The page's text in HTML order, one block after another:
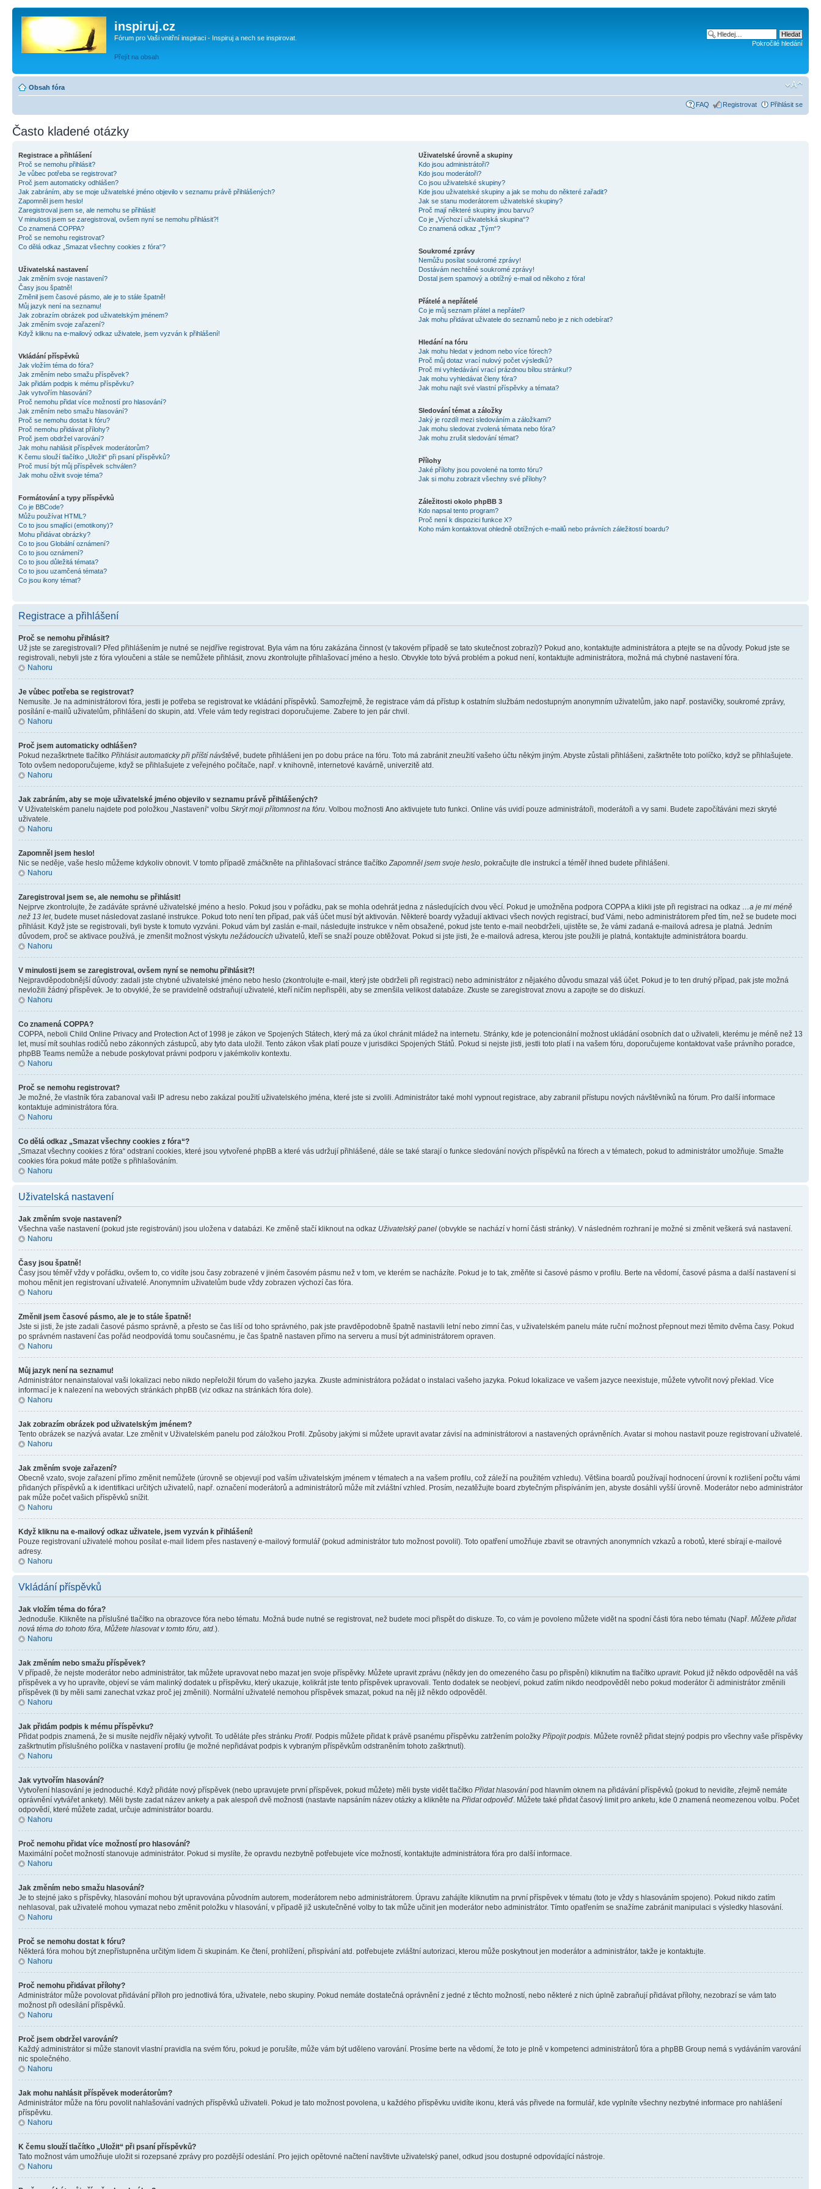
inspiruj.cz
Fórum pro Vaši vnitřní inspiraci - Inspiruj a nech se inspirovat.
Přejít na obsah
Pokročilé hledání
Obsah fóra
FAQ Registrovat Přihlásit se
Často kladené otázky
Registrace a přihlášení
Proč se nemohu přihlásit?
Je vůbec potřeba se registrovat?
Proč jsem automaticky odhlášen?
Jak zabráním, aby se moje uživatelské jméno objevilo v seznamu právě přihlášených?
Zapomněl jsem heslo!
Zaregistroval jsem se, ale nemohu se přihlásit!
V minulosti jsem se zaregistroval, ovšem nyní se nemohu přihlásit?!
Co znamená COPPA?
Proč se nemohu registrovat?
Co dělá odkaz „Smazat všechny cookies z fóra“?
Uživatelská nastavení
Jak změním svoje nastavení?
Časy jsou špatně!
Změnil jsem časové pásmo, ale je to stále špatně!
Můj jazyk není na seznamu!
Jak zobrazím obrázek pod uživatelským jménem?
Jak změním svoje zařazení?
Když kliknu na e-mailový odkaz uživatele, jsem vyzván k přihlášení!
Vkládání příspěvků
Jak vložím téma do fóra?
Jak změním nebo smažu příspěvek?
Jak přidám podpis k mému příspěvku?
Jak vytvořím hlasování?
Proč nemohu přidat více možností pro hlasování?
Jak změním nebo smažu hlasování?
Proč se nemohu dostat k fóru?
Proč nemohu přidávat přílohy?
Proč jsem obdržel varování?
Jak mohu nahlásit příspěvek moderátorům?
K čemu slouží tlačítko „Uložit“ při psaní příspěvků?
Proč musí být můj příspěvek schválen?
Jak mohu oživit svoje téma?
Formátování a typy příspěvků
Co je BBCode?
Můžu používat HTML?
Co to jsou smajlíci (emotikony)?
Mohu přidávat obrázky?
Co to jsou Globální oznámení?
Co to jsou oznámení?
Co to jsou důležitá témata?
Co to jsou uzamčená témata?
Co jsou ikony témat?
Uživatelské úrovně a skupiny
Kdo jsou administrátoři?
Kdo jsou moderátoři?
Co jsou uživatelské skupiny?
Kde jsou uživatelské skupiny a jak se mohu do některé zařadit?
Jak se stanu moderátorem uživatelské skupiny?
Proč mají některé skupiny jinou barvu?
Co je „Výchozí uživatelská skupina“?
Co znamená odkaz „Tým“?
Soukromé zprávy
Nemůžu posílat soukromé zprávy!
Dostávám nechtěné soukromé zprávy!
Dostal jsem spamový a obtížný e-mail od někoho z fóra!
Přátelé a nepřátelé
Co je můj seznam přátel a nepřátel?
Jak mohu přidávat uživatele do seznamů nebo je z nich odebírat?
Hledání na fóru
Jak mohu hledat v jednom nebo více fórech?
Proč můj dotaz vrací nulový počet výsledků?
Proč mi vyhledávání vrací prázdnou bílou stránku!?
Jak mohu vyhledávat členy fóra?
Jak mohu najít své vlastní příspěvky a témata?
Sledování témat a záložky
Jaký je rozdíl mezi sledováním a záložkami?
Jak mohu sledovat zvolená témata nebo fóra?
Jak mohu zrušit sledování témat?
Přílohy
Jaké přílohy jsou povolené na tomto fóru?
Jak si mohu zobrazit všechny své přílohy?
Záležitosti okolo phpBB 3
Kdo napsal tento program?
Proč není k dispozici funkce X?
Koho mám kontaktovat ohledně obtížných e-mailů nebo právních záležitostí boardu?
Registrace a přihlášení
Proč se nemohu přihlásit?
Už jste se zaregistrovali? Před přihlášením je nutné se nejdříve registrovat. Byla vám na fóru zakázána činnost (v takovém případě se tato skutečnost zobrazí)? Pokud ano, kontaktujte administrátora a ptejte se na důvody. Pokud jste se
registrovali, nebyli jste z fóra vyloučeni a stále se nemůžete přihlásit, znovu zkontrolujte přihlašovací jméno a heslo. Obvykle toto bývá problém a pokud není, kontaktujte administrátora, možná má chybné nastavení fóra.
Nahoru
Je vůbec potřeba se registrovat?
Nemusíte. Je na administrátorovi fóra, jestli je potřeba se registrovat ke vkládání příspěvků. Samozřejmě, že registrace vám dá přístup k ostatním službám nedostupným anonymním uživatelům, jako např. postavičky, soukromé zprávy,
posílání e-mailů uživatelům, přihlášení do skupin, atd. Vřele vám tedy registraci doporučujeme. Zabere to jen pár chvil.
Nahoru
Proč jsem automaticky odhlášen?
Pokud nezaškrtnete tlačítko Přihlásit automaticky při příští návštěvě, budete přihlášeni jen po dobu práce na fóru. Toto má zabránit zneužití vašeho účtu někým jiným. Abyste zůstali přihlášeni, zaškrtněte toto políčko, když se přihlašujete.
Toto ovšem nedoporučujeme, když se přihlašujete z veřejného počítače, např. v knihovně, internetové kavárně, univerzitě atd.
Nahoru
Jak zabráním, aby se moje uživatelské jméno objevilo v seznamu právě přihlášených?
V Uživatelském panelu najdete pod položkou „Nastavení“ volbu Skrýt moji přítomnost na fóru. Volbou možnosti Ano aktivujete tuto funkci. Online vás uvidí pouze administrátoři, moderátoři a vy sami. Budete započítáváni mezi skryté
uživatele.
Nahoru
Zapomněl jsem heslo!
Nic se neděje, vaše heslo můžeme kdykoliv obnovit. V tomto případě zmáčkněte na přihlašovací stránce tlačítkoZapomněl jsem svoje heslo, pokračujte dle instrukcí a téměř ihned budete přihlášeni.
Nahoru
Zaregistroval jsem se, ale nemohu se přihlásit!
Nejprve zkontrolujte, že zadáváte správné uživatelské jméno a heslo. Pokud jsou v pořádku, pak se mohla odehrát jedna z následujících dvou věcí. Pokud je umožněna podpora COPPA a klikli jste při registraci na odkaz …a je mi méně
než 13 let, budete muset následovat zaslané instrukce. Pokud toto není ten případ, pak váš účet musí být aktivován. Některé boardy vyžadují aktivaci všech nových registrací, buď Vámi, nebo administrátorem před tím, než se budete moci
přihlásit. Když jste se registrovali, byli byste k tomuto vyzváni. Pokud vám byl zaslán e-mail, následujte instrukce v něm obsažené, pokud jste tento e-mail neobdrželi, ujistěte se, že vámi zadaná e-mailová adresa je platná. Jedním
důvodem, proč se aktivace používá, je zmenšit možnost výskytu nežádoucích uživatelů, kteří se snaží pouze obtěžovat. Pokud si jste jisti, že e-mailová adresa, kterou jste použili je platná, kontaktujte administrátora boardu.
Nahoru
V minulosti jsem se zaregistroval, ovšem nyní se nemohu přihlásit?!
Nejpravděpodobnější důvody: zadali jste chybné uživatelské jméno nebo heslo (zkontrolujte e-mail, který jste obdrželi při registraci) nebo administrátor z nějakého důvodu smazal váš účet. Pokud je to ten druhý případ, pak jste možná
nevložili žádný příspěvek. Je to obvyklé, že se pravidelně odstraňují uživatelé, kteří ničím nepřispěli, aby se zmenšila velikost databáze. Zkuste se zaregistrovat znovu a zapojte se do diskuzí.
Nahoru
Co znamená COPPA?
COPPA, neboli Child Online Privacy and Protection Act of 1998 je zákon ve Spojených Státech, který má za úkol chránit mládež na internetu. Stránky, kde je potencionální možnost ukládání osobních dat o uživateli, kterému je méně než 13
let, musí mít souhlas rodičů nebo zákonných zástupců, aby tyto data uložil. Tento zákon však platí pouze v jurisdikci Spojených Států. Pokud si nejste jisti, jestli toto platí i na vašem fóru, doporučujeme kontaktovat vaše právního poradce,
phpBB Teams nemůže a nebude poskytovat právni podporu v jakémkoliv kontextu.
Nahoru
Proč se nemohu registrovat?
Je možné, že vlastník fóra zabanoval vaši IP adresu nebo zakázal použití uživatelského jména, které jste si zvolili. Administrátor také mohl vypnout registrace, aby zabranil přístupu nových návštěvníků na fórum. Pro další informace
kontaktuje administrátora fóra.
Nahoru
Co dělá odkaz „Smazat všechny cookies z fóra“?
„Smazat všechny cookies z fóra“ odstraní cookies, které jsou vytvořené phpBB a které vás udržují přihlášené, dále se také starají o funkce sledování nových příspěvků na fórech a v tématech, pokud to administrátor umožňuje. Smažte
cookies fóra pokud máte potíže s přihlašováním.
Nahoru
Uživatelská nastavení
Jak změním svoje nastavení?
Všechna vaše nastavení (pokud jste registrováni) jsou uložena v databázi. Ke změně stačí kliknout na odkaz Uživatelský panel (obvykle se nachází v horní části stránky). V následném rozhraní je možné si změnit veškerá svá nastavení.
Nahoru
Časy jsou špatně!
Časy jsou téměř vždy v pořádku, ovšem to, co vidíte jsou časy zobrazené v jiném časovém pásmu než v tom, ve kterém se nacházíte. Pokud je to tak, změňte si časové pásmo v profilu. Berte na vědomí, časové pásma a další nastavení si
mohou měnit jen registrovaní uživatelé. Anonymním uživatelům bude vždy zobrazen výchozí čas fóra.
Nahoru
Změnil jsem časové pásmo, ale je to stále špatně!
Jste si jisti, že jste zadali časové pásmo správně, a přesto se čas liší od toho správného, pak jste pravděpodobně špatně nastavili letní nebo zimní čas, v uživatelském panelu máte ruční možnost přepnout mezi těmito dvěma časy. Pokud
po správném nastavení čas pořád neodpovídá tomu současnému, je čas špatně nastaven přímo na serveru a musí být administrátorem opraven.
Nahoru
Můj jazyk není na seznamu!
Administrátor nenainstaloval vaši lokalizaci nebo nikdo nepřeložil fórum do vašeho jazyka. Zkuste administrátora požádat o instalaci vašeho jazyka. Pokud lokalizace ve vašem jazyce neexistuje, můžete vytvořit nový překlad. Více
informací je k nalezení na webových stránkách phpBB (viz odkaz na stránkách fóra dole).
Nahoru
Jak zobrazím obrázek pod uživatelským jménem?
Tento obrázek se nazývá avatar. Lze změnit v Uživatelském panelu pod záložkou Profil. Způsoby jakými si můžete upravit avatar závisí na administrátorovi a nastavených oprávněních. Avatar si mohou nastavit pouze registrovaní uživatelé.
Nahoru
Jak změním svoje zařazení?
Obecně vzato, svoje zařazení přímo změnit nemůžete (úrovně se objevují pod vaším uživatelským jménem v tématech a na vašem profilu, což záleží na použitém vzhledu). Většina boardů používají hodnocení úrovní k rozlišení počtu vámi
přidaných příspěvků a k identifikaci určitých uživatelů, např. označení moderátorů a administrátorů může mít zvláštní vzhled. Prosím, nezatěžujte board zbytečným přispíváním jen, abyste dosáhli vyšší úrovně. Moderátor nebo administrátor
pak může počet vašich příspěvků snížit.
Nahoru
Když kliknu na e-mailový odkaz uživatele, jsem vyzván k přihlášení!
Pouze registrovaní uživatelé mohou posílat e-mail lidem přes nastavený e-mailový formulář (pokud administrátor tuto možnost povolil). Toto opatření umožňuje zbavit se otravných anonymních vzkazů a robotů, které sbírají e-mailové
adresy.
Nahoru
Vkládání příspěvků
Jak vložím téma do fóra?
Jednoduše. Klikněte na příslušné tlačítko na obrazovce fóra nebo tématu. Možná bude nutné se registrovat, než budete moci přispět do diskuze. To, co vám je povoleno můžete vidět na spodní části fóra nebo tématu (Např. Můžete přidat
nová téma do tohoto fóra, Můžete hlasovat v tomto fóru, atd.).
Nahoru
Jak změním nebo smažu příspěvek?
V případě, že nejste moderátor nebo administrátor, tak můžete upravovat nebo mazat jen svoje příspěvky. Můžete upravit zprávu (někdy jen do omezeného času po přispění) kliknutím na tlačítko upravit. Pokud již někdo odpověděl na váš
příspěvek a vy ho upravíte, objeví se vám malinký dodatek u příspěvku, který ukazuje, kolikrát jste tento příspěvek upravovali. Tento dodatek se neobjeví, pokud zatím nikdo neodpověděl nebo pokud moderátor či administrátor změnili
příspěvek (ti by měli sami zanechat vzkaz proč jej změnili). Normální uživatelé nemohou příspěvek smazat, pokud na něj již někdo odpověděl.
Nahoru
Jak přidám podpis k mému příspěvku?
Přidat podpis znamená, že si musíte nejdřív nějaký vytvořit. To uděláte přes stránku Profil. Podpis můžete přidat k právě psanému příspěvku zatržením položky Připojit podpis. Můžete rovněž přidat stejný podpis pro všechny vaše příspěvky
zaškrtnutím příslušného políčka v nastavení profilu (je možné nepřidávat podpis k vybraným příspěvkům odstraněním tohoto zaškrtnutí).
Nahoru
Jak vytvořím hlasování?
Vytvoření hlasování je jednoduché. Když přidáte nový příspěvek (nebo upravujete první příspěvek, pokud můžete) měli byste vidět tlačítko Přidat hlasování pod hlavním oknem na přidávání příspěvků (pokud to nevidíte, zřejmě nemáte
oprávnění vytvářet ankety). Měli byste zadat název ankety a pak alespoň dvě možnosti (nastavte napsáním název otázky a klikněte na Přidat odpověď. Můžete také přidat časový limit pro anketu, kde 0 znamená neomezenou volbu. Počet
odpovědí, které můžete zadat, určuje administrátor boardu.
Nahoru
Proč nemohu přidat více možností pro hlasování?
Maximální počet možností stanovuje administrátor. Pokud si myslíte, že opravdu nezbytně potřebujete více možností, kontaktujte administrátora fóra pro další informace.
Nahoru
Jak změním nebo smažu hlasování?
Je to stejné jako s příspěvky, hlasování mohou být upravována původním autorem, moderátorem nebo administrátorem. Úpravu zahájíte kliknutím na první příspěvek v tématu (toto je vždy s hlasováním spojeno). Pokud nikdo zatím
nehlasoval, pak uživatelé mohou vymazat nebo změnit položku v hlasování, v případě již uskutečněné volby to tak může učinit jen moderátor nebo administrátor. Tímto opatřením se snažíme zabránit manipulaci s výsledky hlasování.
Nahoru
Proč se nemohu dostat k fóru?
Některá fóra mohou být znepřístupněna určitým lidem či skupinám. Ke čtení, prohlížení, přispívání atd. potřebujete zvláštní autorizaci, kterou může poskytnout jen moderátor a administrátor, takže je kontaktujte.
Nahoru
Proč nemohu přidávat přílohy?
Administrátor může povolovat přidávání příloh pro jednotlivá fóra, uživatele, nebo skupiny. Pokud nemáte dostatečná oprávnění z jedné z těchto možností, nebo některé z nich úplně zabraňují přidávat přílohy, nezobrazí se vám tato
možnost při odesílání příspěvků.
Nahoru
Proč jsem obdržel varování?
Každý administrátor si může stanovit vlastní pravidla na svém fóru, pokud je porušíte, může vám být uděleno varování. Prosíme berte na vědomí, že toto je plně v kompetenci administrátorů fóra a phpBB Group nemá s vydáváním varování
nic společného.
Nahoru
Jak mohu nahlásit příspěvek moderátorům?
Administrátor může na fóru povolit nahlašování vadných příspěvků uživateli. Pokud je tato možnost povolena, u každého příspěvku uvidíte ikonu, která vás přivede na formulář, kde vyplníte všechny nezbytné informace pro nahlášení
příspěvku.
Nahoru
K čemu slouží tlačítko „Uložit“ při psaní příspěvků?
Tato možnost vám umožňuje uložit si rozepsané zprávy pro pozdější odeslání. Pro jejich opětovné načtení navštivte uživatelský panel, odkud jsou dostupné odpovídající nástroje.
Nahoru